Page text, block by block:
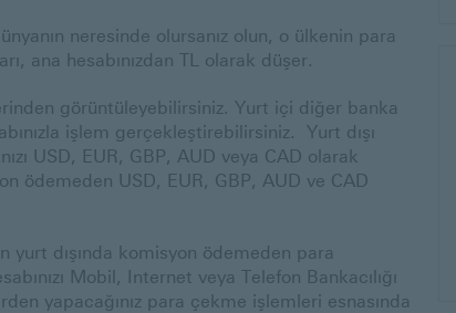
neresinde olursanız olun, o ülkenin para
ana hesabınızdan TL olarak düşer.
görüntüleyebilirsiniz. Yurt içi diğer banka
işlem gerçekleştirebilirsiniz. Yurt dışı
USD, EUR, GBP, AUD veya CAD olarak
ödemeden USD, EUR, GBP, AUD ve CAD
yurt dışında komisyon ödemeden para
Mobil, Internet veya Telefon Bankacılığı
yapacağınız para çekme işlemleri esnasında